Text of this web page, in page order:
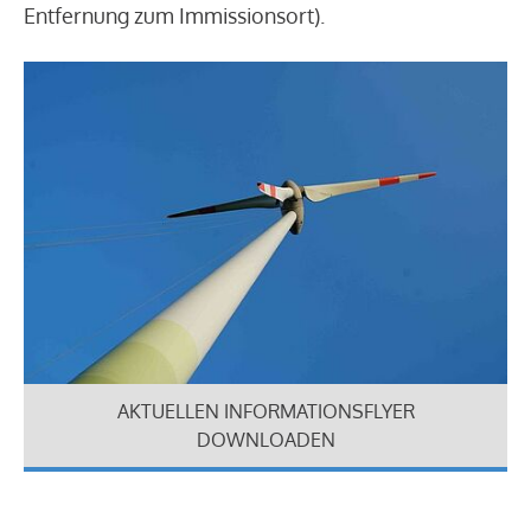
Entfernung zum Immissionsort).
AKTUELLEN INFORMATIONSFLYER
DOWNLOADEN